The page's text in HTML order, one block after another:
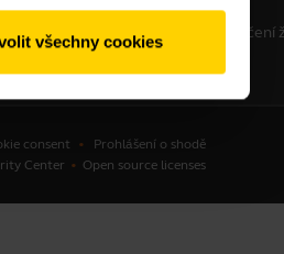
všechny cookiesFiremní politika ukončení
consent
Prohlášení o shodě
Center Open source licenses